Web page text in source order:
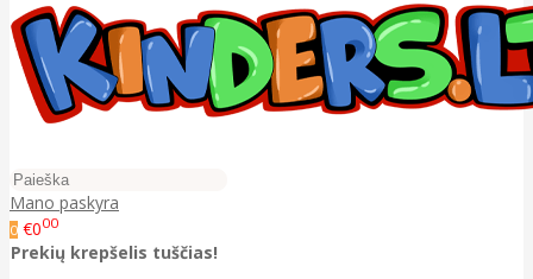
Mano paskyra
0 €000
Prekių krepšelis tuščias!